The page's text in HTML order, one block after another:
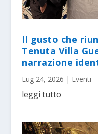
Il gusto che
Tenuta Villa
narrazione
Lug 24, 2026 | Eventi
leggi tutto